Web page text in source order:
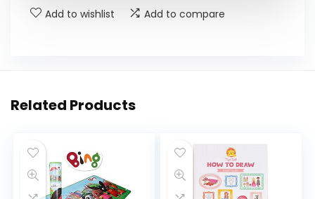
Add to wishlist Add to compare
Related Products